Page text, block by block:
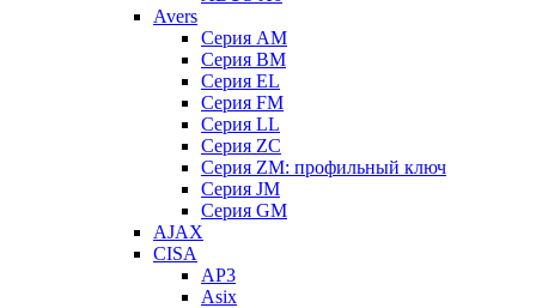
Avers
Серия AM
Серия BM
Серия EL
Серия FM
Серия LL
Серия ZC
Серия ZM: профильный ключ
Серия JM
Серия GM
AJAX
CISA
AP3
Asix